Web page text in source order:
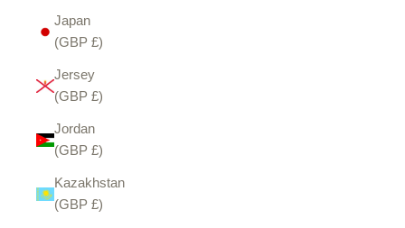
Japan
(GBP £)
Jersey
(GBP £)
Jordan
(GBP £)
Kazakhstan
(GBP £)